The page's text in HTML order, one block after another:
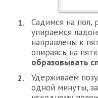
Садимся на пол,
упираемся
направлены к
опираясь на
образовывать
Удерживаем
одной минуты,